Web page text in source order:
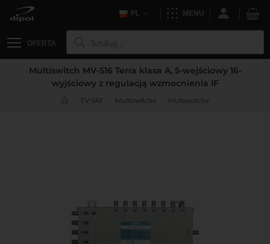
PL MENU
OFERTA
Multiswitch MV-516 Terra klasa A, 5-wejściowy 16-
wyjściowy z regulacją wzmocnienia IF
TV-SAT Multiswitche Multiswitche